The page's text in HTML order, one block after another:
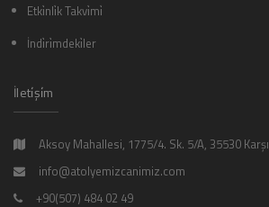
Etki̇nli̇k Takvi̇mi̇
İndi̇ri̇mdeki̇ler
İleti̇şi̇m
Aksoy Mahallesi, 1775/4. Sk. 5/A, 35530
info@atolyemizcanimiz.com
+90(507) 484 02 49